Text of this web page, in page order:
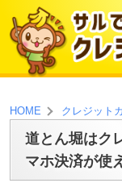
HOME クレジット
道とん堀はク
マホ決済が使